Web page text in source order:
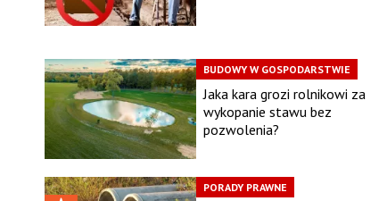
BUDOWY W GOSPODARSTWIE
Jaka kara grozi rolnikowi za
wykopanie stawu bez
pozwolenia?
PORADY PRAWNE